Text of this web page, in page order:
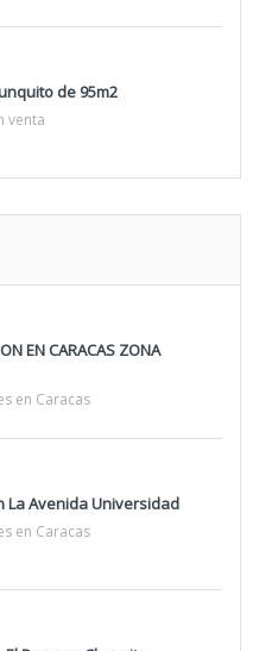
de 95m2
venta
EN CARACAS ZONA
en Caracas
La Avenida Universidad
en Caracas